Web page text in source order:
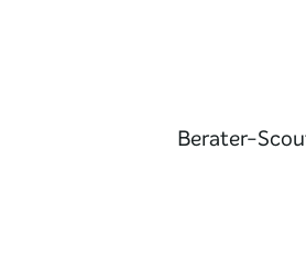
Berater-